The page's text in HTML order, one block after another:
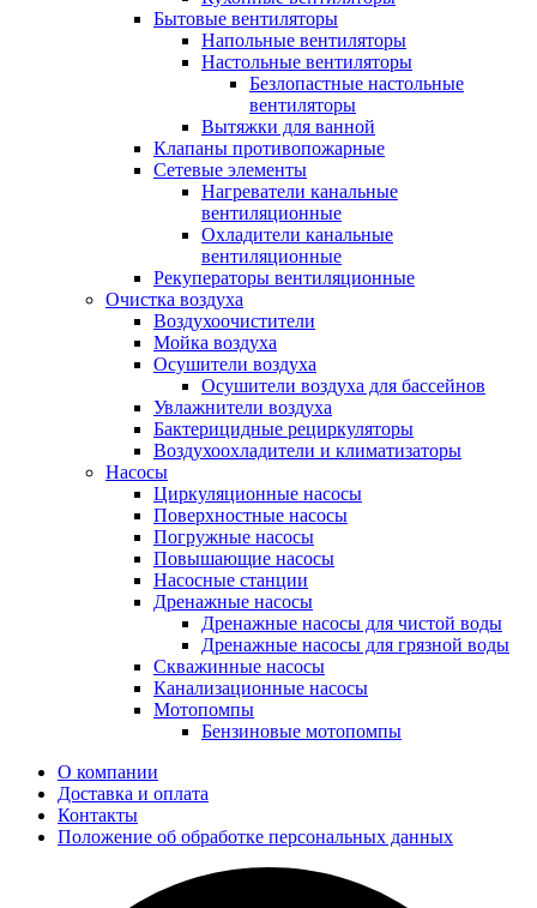
Бытовые вентиляторы
Напольные вентиляторы
Настольные вентиляторы
Безлопастные настольные
вентиляторы
Вытяжки для ванной
Клапаны противопожарные
Сетевые элементы
Нагреватели канальные
вентиляционные
Охладители канальные
вентиляционные
Рекуператоры вентиляционные
Очистка воздуха
Воздухоочистители
Мойка воздуха
Осушители воздуха
Осушители воздуха для бассейнов
Увлажнители воздуха
Бактерицидные рециркуляторы
Воздухоохладители и климатизаторы
Насосы
Циркуляционные насосы
Поверхностные насосы
Погружные насосы
Повышающие насосы
Насосные станции
Дренажные насосы
Дренажные насосы для чистой воды
Дренажные насосы для грязной воды
Скважинные насосы
Канализационные насосы
Мотопомпы
Бензиновые мотопомпы
О компании
Доставка и оплата
Контакты
Положение об обработке персональных данных